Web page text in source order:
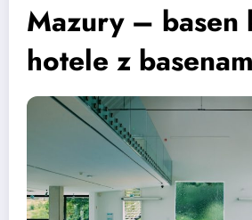
Mazury –
hotele z